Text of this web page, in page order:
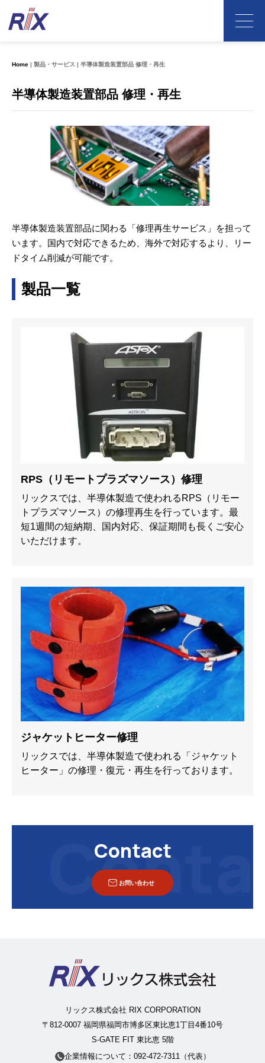
Home 製品・サービス 半導体製造装置部品 修理・再生
半導体製造装置部品 修理・再生
半導体製造装置部品に関わる「修理再生サービス」を担って
います。国内で対応できるため、海外で対応するより、リー
ドタイム削減が可能です。
製品一覧
RPS（リモートプラズマソース）修理
リックスでは、半導体製造で使われるRPS（リモー
トプラズマソース）の修理再生を行っています。最
短1週間の短納期、国内対応、保証期間も長くご安心
いただけます。
ジャケットヒーター修理
リックスでは、半導体製造で使われる「ジャケット
ヒーター」の修理・復元・再生を行っております。
Contact
お問い合わせ
リックス株式会社 RIX CORPORATION
〒812-0007 福岡県福岡市博多区東比恵1丁目4番10号
S-GATE FIT 東比恵 5階
企業情報について：092-472-7311（代表）